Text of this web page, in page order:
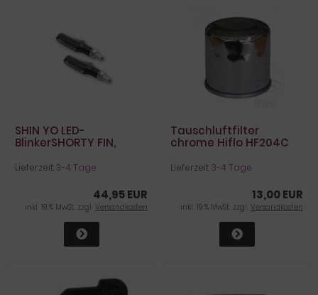
SHIN YO LED-
BlinkerSHORTY FIN,
Lieferzeit:3-4 Tage
44,95 EUR
inkl. 19 % MwSt. zzgl. Versandkosten
Tauschluftfilter
chrome Hiflo HF204C
Lieferzeit:3-4 Tage
13,00 EUR
inkl. 19 % MwSt. zzgl. Versandkosten